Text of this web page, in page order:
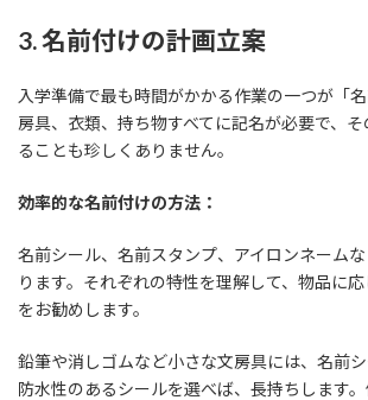
3. 名前付けの計画立案
入学準備で最も時間がかかる作業の一つが「
房具、衣類、持ち物すべてに記名が必要で、
ることも珍しくありません。
効率的な名前付けの方法：
名前シール、名前スタンプ、アイロンネーム
ります。それぞれの特性を理解して、物品に
をお勧めします。
鉛筆や消しゴムなど小さな文房具には、名前シ
防水性のあるシールを選べば、長持ちします